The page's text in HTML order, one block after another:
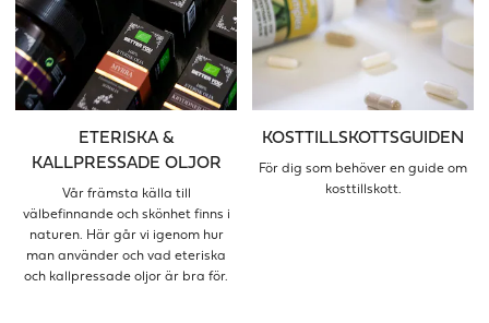
ETERISKA &
KALLPRESSADE OLJOR
Vår främsta källa till
välbefinnande och skönhet finns i
naturen. Här går vi igenom hur
man använder och vad eteriska
och kallpressade oljor är bra för.
KOSTTILLSKOTTSGUIDEN
För dig som behöver en guide om
kosttillskott.